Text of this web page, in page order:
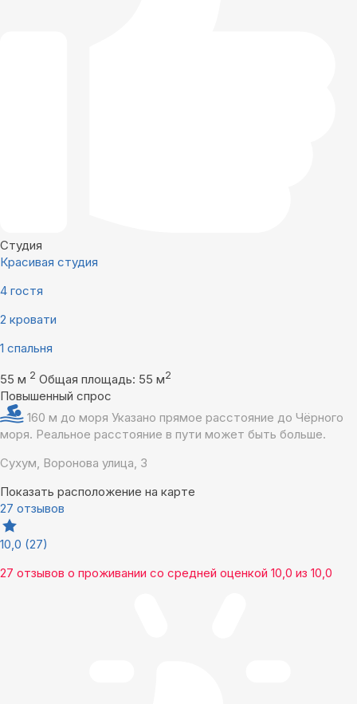
Студия
Красивая студия
4 гостя
2 кровати
1 спальня
55 м 2 Общая площадь: 55 м2
Повышенный спрос
160 м до моря Указано прямое расстояние до Чёрного
моря. Реальное расстояние в пути может быть больше.
Сухум, Воронова улица, 3
Показать расположение на карте
27 отзывов
10,0 (27)
27 отзывов о проживании со средней оценкой 10,0 из 10,0